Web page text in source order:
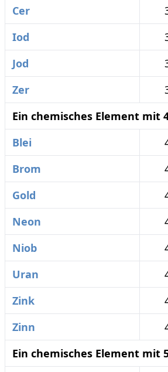
Cer
Iod
Jod
Zer
Ein chemisches Element mit
Blei
Brom
Gold
Neon
Niob
Uran
Zink
Zinn
Ein chemisches Element mit